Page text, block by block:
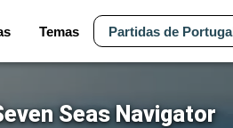
Temas Partidas de
Seas Navigator